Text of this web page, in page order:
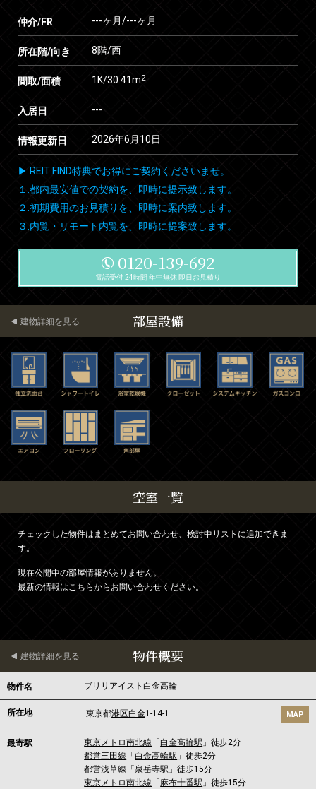
仲介/FR ---ヶ月/---ヶ月
所在階/向き 8階/西
間取/面積 1K/30.41m2
入居日 ---
情報更新日 2026年6月10日
▶ REIT FIND特典でお得にご契約くださいませ。
１.都内最安値での契約を、即時に提示致します。
２.初期費用のお見積りを、即時に案内致します。
３.内覧・リモート内覧を、即時に提案致します。
0120-139-692
電話受付 24時間 年中無休 即日お見積り
部屋設備
建物詳細を見る
空室一覧
チェックした物件はまとめてお問い合わせ、検討中リストに追加できま
す。
現在公開中の部屋情報がありません。
最新の情報はこちらからお問い合わせください。
物件概要
建物詳細を見る
物件名 ブリリアイスト白金高輪
所在地 東京都港区白金1-14-1 MAP
最寄駅 東京メトロ南北線 「 白金高輪駅 」徒歩2分
都営三田線 「 白金高輪駅 」徒歩2分
都営浅草線 「 泉岳寺駅 」徒歩15分
東京メトロ南北線 「 麻布十番駅 」徒歩15分